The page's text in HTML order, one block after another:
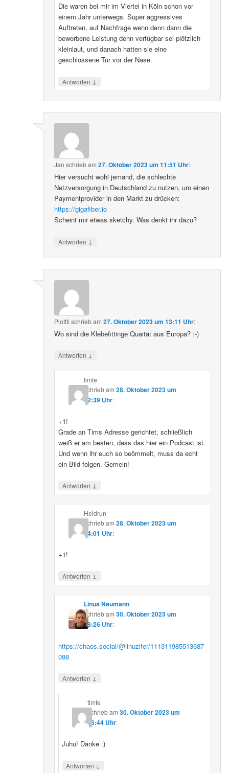
Die waren bei mir im Viertel in Köln schon vor
einem Jahr unterwegs. Super aggressives
Auftreten, auf Nachfrage wenn denn dann die
beworbene Leistung denn verfügbar sei plötzlich
kleinlaut, und danach hatten sie eine
geschlossene Tür vor der Nase.
Antworten ↓
Jan schriebam27. Oktober 2023 um 11:51 Uhr:
Hier versucht wohl jemand, die schlechte
Netzversorgung in Deutschland zu nutzen, um einen
Paymentprovider in den Markt zu drücken:
https://gigafiber.io
Scheint mir etwas sketchy. Was denkt ihr dazu?
Antworten ↓
Plottti schriebam27. Oktober 2023 um 13:11 Uhr:
Wo sind die Klebefittinge Quaität aus Europa? :-)
Antworten ↓
timte
schriebam 28. Oktober 2023 um
12:39 Uhr:
+1!
Grade an Tims Adresse gerichtet, schließlich
weiß er am besten, dass das hier ein Podcast ist.
Und wenn ihr euch so beömmelt, muss da echt
ein Bild folgen. Gemein!
Antworten ↓
Heidrun
schriebam 28. Oktober 2023 um
14:01 Uhr:
+1!
Antworten ↓
Linus Neumann
schriebam 30. Oktober 2023 um
08:26 Uhr:
https://chaos.social/@linuzifer/111311985513687
088
Antworten ↓
timte
schriebam30. Oktober 2023 um
16:44 Uhr:
Juhu! Danke :)
Antworten ↓